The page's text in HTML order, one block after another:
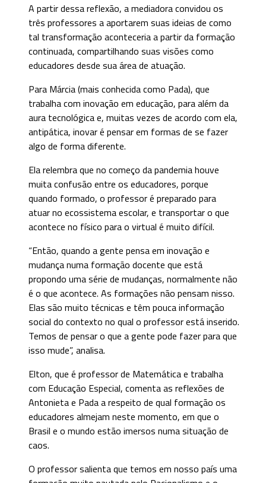
A partir dessa reflexão, a mediadora convidou os
três professores a aportarem suas ideias de como
tal transformação aconteceria a partir da formação
continuada, compartilhando suas visões como
educadores desde sua área de atuação.
Para Márcia (mais conhecida como Pada), que
trabalha com inovação em educação, para além da
aura tecnológica e, muitas vezes de acordo com ela,
antipática, inovar é pensar em formas de se fazer
algo de forma diferente.
Ela relembra que no começo da pandemia houve
muita confusão entre os educadores, porque
quando formado, o professor é preparado para
atuar no ecossistema escolar, e transportar o que
acontece no físico para o virtual é muito difícil.
“Então, quando a gente pensa em inovação e
mudança numa formação docente que está
propondo uma série de mudanças, normalmente não
é o que acontece. As formações não pensam nisso.
Elas são muito técnicas e têm pouca informação
social do contexto no qual o professor está inserido.
Temos de pensar o que a gente pode fazer para que
isso mude”, analisa.
Elton, que é professor de Matemática e trabalha
com Educação Especial, comenta as reflexões de
Antonieta e Pada a respeito de qual formação os
educadores almejam neste momento, em que o
Brasil e o mundo estão imersos numa situação de
caos.
O professor salienta que temos em nosso país uma